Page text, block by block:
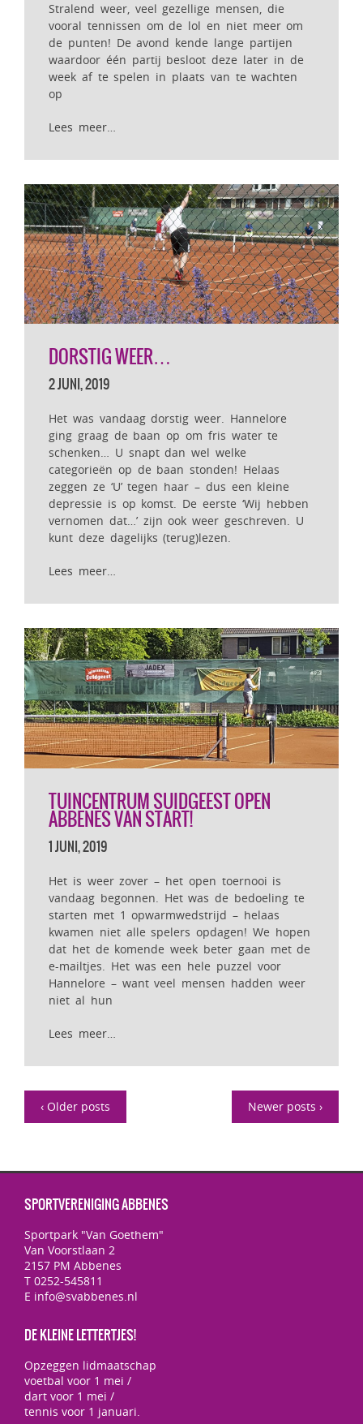
Stralend weer, veel gezellige mensen, die
vooral tennissen om de lol en niet meer om
de punten! De avond kende lange partijen
waardoor één partij besloot deze later in de
week af te spelen in plaats van te wachten
op
Lees meer…
DORSTIG WEER…
2 JUNI, 2019
Het was vandaag dorstig weer. Hannelore
ging graag de baan op om fris water te
schenken… U snapt dan wel welke
categorieën op de baan stonden! Helaas
zeggen ze ‘U’ tegen haar – dus een kleine
depressie is op komst. De eerste ‘Wij hebben
vernomen dat…’ zijn ook weer geschreven. U
kunt deze dagelijks (terug)lezen.
Lees meer…
TUINCENTRUM SUIDGEEST OPEN
ABBENES VAN START!
1 JUNI, 2019
Het is weer zover – het open toernooi is
vandaag begonnen. Het was de bedoeling te
starten met 1 opwarmwedstrijd – helaas
kwamen niet alle spelers opdagen! We hopen
dat het de komende week beter gaan met de
e-mailtjes. Het was een hele puzzel voor
Hannelore – want veel mensen hadden weer
niet al hun
Lees meer…
‹ Older posts Newer posts ›
SPORTVERENIGING ABBENES
Sportpark "Van Goethem"
Van Voorstlaan 2
2157 PM Abbenes
T 0252-545811
E info@svabbenes.nl
DE KLEINE LETTERTJES!
Opzeggen lidmaatschap
voetbal voor 1 mei /
dart voor 1 mei /
tennis voor 1 januari.